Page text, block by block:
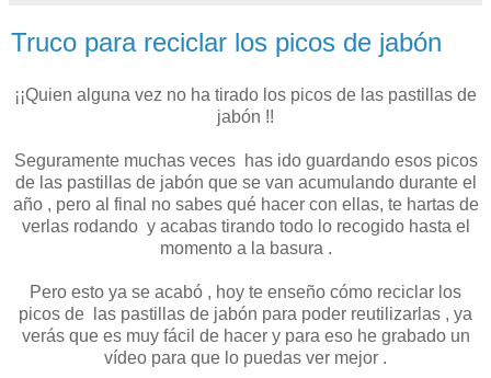
Truco para reciclar los picos de jabón
¡¡Quien alguna vez no ha tirado los picos de las pastillas de
jabón !!
Seguramente muchas veces has ido guardando esos picos
de las pastillas de jabón que se van acumulando durante el
año , pero al final no sabes qué hacer con ellas, te hartas de
verlas rodando y acabas tirando todo lo recogido hasta el
momento a la basura .
Pero esto ya se acabó , hoy te enseño cómo reciclar los
picos de las pastillas de jabón para poder reutilizarlas , ya
verás que es muy fácil de hacer y para eso he grabado un
vídeo para que lo puedas ver mejor .